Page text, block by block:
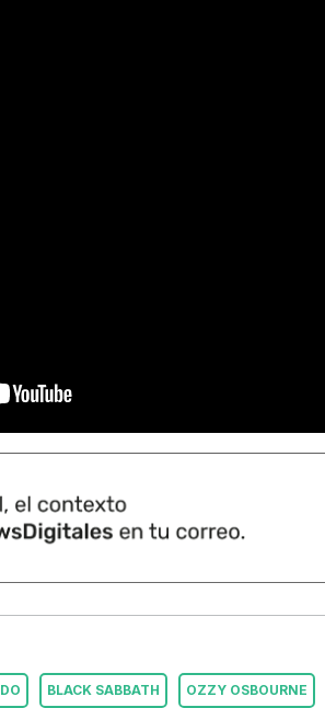
BLACK SABBATH OZZY OSBOURNE